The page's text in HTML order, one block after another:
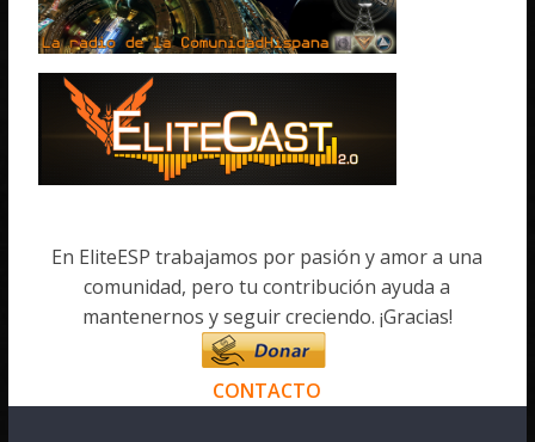
En EliteESP trabajamos por pasión y amor a una
comunidad, pero tu contribución ayuda a
mantenernos y seguir creciendo. ¡Gracias!
CONTACTO